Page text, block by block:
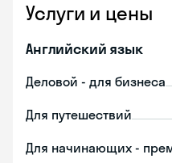
Услуги и цены
Английский язык
Деловой - для бизнеса
Для путешествий
Для начинающих -